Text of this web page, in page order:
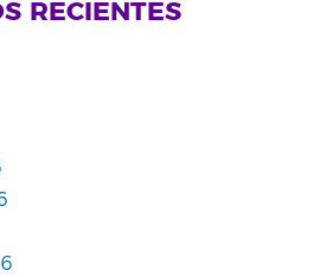
RECIENTES